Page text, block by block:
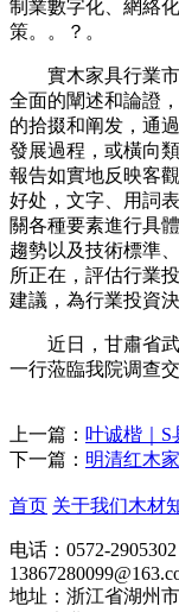
制業數字化、網絡
策。。？。
實木家具行業市
全面的闡述和論證
的拾掇和阐发，通
發展過程，或橫向
報告如實地反映客
好处，文字、用詞
關各種要素進行具
趨勢以及技術標準
所正在，評估行業
建議，為行業投資
近日，甘肅省武
一行蒞臨我院调查
上一篇： 叶诚楷｜
下一篇： 明清红木
首页 关于我们木材
电话：0572-2905302
地址：浙江省湖州